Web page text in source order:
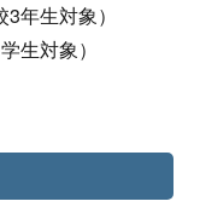
年生対象）
生対象）